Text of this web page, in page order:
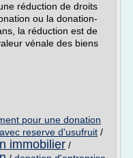
réduction de droits
ou la donation-
la réduction est de
vénale des biens
pour une donation
reserve d'usufruit /
immobilier /